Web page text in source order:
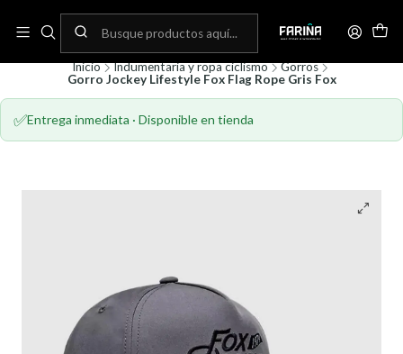
Envíos gratis por compras sobre 80.000! (No aplica para bicicletas)
Inicio Indumentaria y ropa ciclismo
Gorros
Gorro Jockey Lifestyle Fox Flag Rope Gris Fox
✅Entrega inmediata · Disponible en tienda